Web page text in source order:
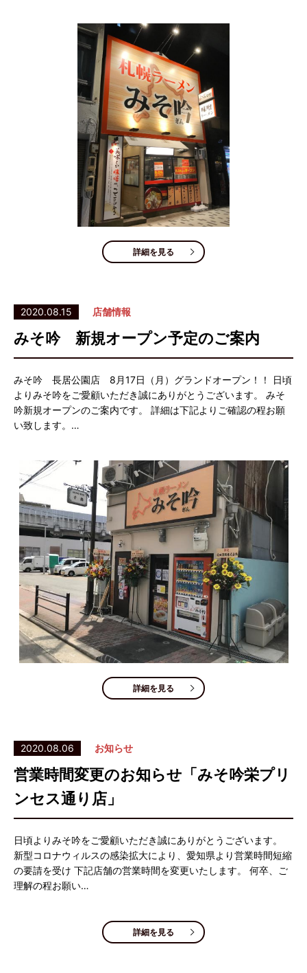
詳細を見る
2020.08.15 店舗情報
みそ吟 新規オープン予定のご案内
みそ吟 長居公園店 8月17日（月）グランドオープン！！ 日頃
よりみそ吟をご愛顧いただき誠にありがとうございます。 みそ
吟新規オープンのご案内です。 詳細は下記よりご確認の程お願
い致します。…
詳細を見る
2020.08.06 お知らせ
営業時間変更のお知らせ「みそ吟栄プリ
ンセス通り店」
日頃よりみそ吟をご愛顧いただき誠にありがとうございます。
新型コロナウィルスの感染拡大により、愛知県より営業時間短縮
の要請を受け 下記店舗の営業時間を変更いたします。 何卒、ご
理解の程お願い…
詳細を見る